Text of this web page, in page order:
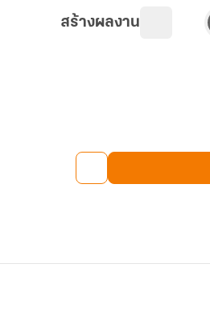
สร้างผลงาน